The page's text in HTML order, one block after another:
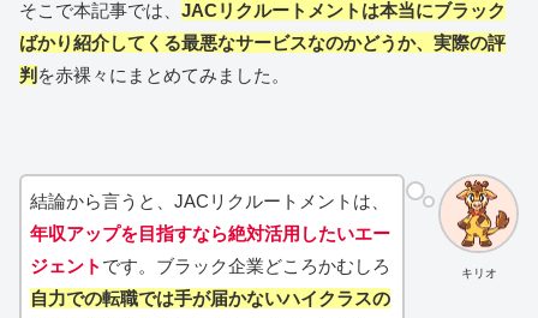
そこで本記事では、 JACリクルートメントは本当にブラック
ばかり紹介してくる最悪なサービスなのかどうか、実際の評
判 を赤裸々にまとめてみました。
キリオ
結論から言うと、JACリクルートメントは、
年収アップを目指すなら絶対活用したいエー
ジェント です。ブラック企業どころかむしろ
自力での転職では手が届かないハイクラスの